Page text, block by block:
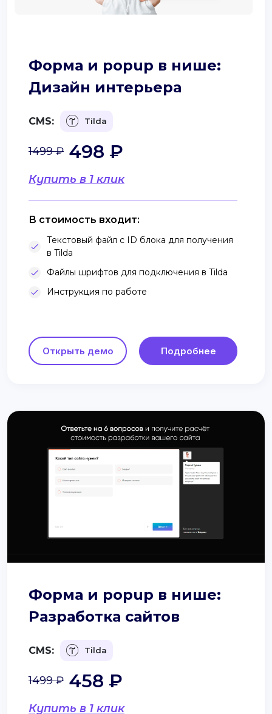
Форма и popup в нише:
Дизайн интерьера
CMS: Tilda
Купить в 1 клик
1499 ₽ 498 ₽
В стоимость входит:
Текстовый файл с ID блока для получения
в Tilda
Файлы шрифтов для подключения в Tilda
Инструкция по работе
Открыть демо Подробнее
Форма и popup в нише:
Разработка сайтов
CMS: Tilda
Купить в 1 клик
1499 ₽ 458 ₽